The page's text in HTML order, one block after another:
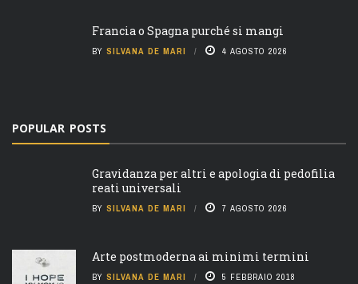
Francia o Spagna purché si mangi
BY SILVANA DE MARI 4 AGOSTO 2026
POPULAR POSTS
Gravidanza per altri e apologia di pedofilia
reati universali
BY SILVANA DE MARI 7 AGOSTO 2026
Arte postmoderna ai minimi termini
BY SILVANA DE MARI 5 FEBBRAIO 2018